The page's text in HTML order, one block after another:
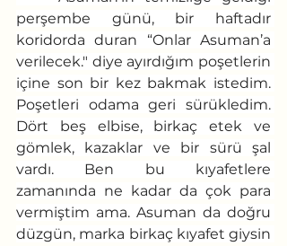
perşembe günü, bir haftadır
koridorda duran “Onlar Asuman’a
verilecek." diye ayırdığım poşetlerin
içine son bir kez bakmak istedim.
Poşetleri odama geri sürükledim.
Dört beş elbise, birkaç etek ve
gömlek, kazaklar ve bir sürü şal
vardı. Ben bu kıyafetlere
zamanında ne kadar da çok para
vermiştim ama. Asuman da doğru
düzgün, marka birkaç kıyafet giysin